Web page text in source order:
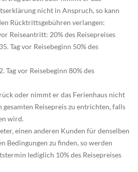
nicht in Anspruch, so kann
Rücktrittsgebühren verlangen:
Reiseantritt: 20% des Reisepreises
Tag vor Reisebeginn 50% des
Tag vor Reisebeginn 80% des
oder nimmt er das Ferienhaus nicht
gesamten Reisepreis zu entrichten, falls
wird.
einen anderen Kunden für denselben
Bedingungen zu finden, so werden
lediglich 10% des Reisepreises